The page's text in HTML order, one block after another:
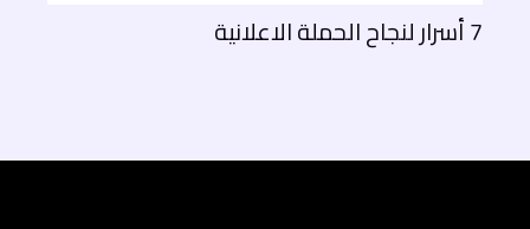
7 أسرار لنجاح الحملة الاعلانية